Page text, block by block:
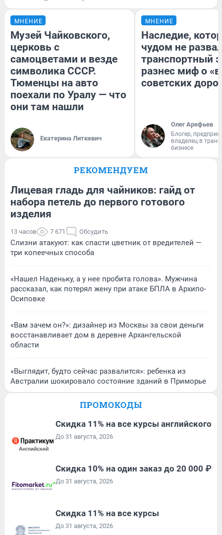
МНЕНИЕ
Музей Чайковского,
церковь с
самоцветами и везде
символика СССР.
Тюменцы на авто
поехали по Уралу — что
они там нашли
Екатерина Литкевич
МНЕНИЕ
Наследие,
чудом не
транспортный
разнес миф о
советских
Олег Арефьев
Блогер,
владелец в
бизнесе
РЕКОМЕНДУЕМ
Лицевая гладь для чайников: гайд от
набора петель до первого готового
изделия
13 часов 7 671 Обсудить
Слизни атакуют: как спасти цветник от вредителей —
три копеечных способа
«Нашел Наденьку, а у нее пробита голова». Мужчина
рассказал, как потерял жену при атаке БПЛА в Архипо-
Осиповке
«Вам зачем он?»: дизайнер из Москвы за свои деньги
восстанавливает дом в деревне Архангельской
области
«Выглядит, будто сейчас развалится»: ребенка из
Австралии шокировало состояние зданий в Приморье
ПРОМОКОДЫ
Скидка 11% на все курсы английского
До 31 августа, 2026
Скидка 10% на один заказ до 20 000 ₽
До 31 августа, 2026
Скидка 11% на все курсы
До 31 августа, 2026